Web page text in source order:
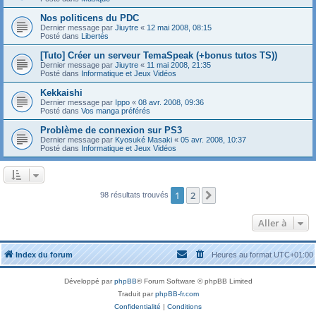
Nos politicens du PDC
Dernier message par Jiuytre « 12 mai 2008, 08:15
Posté dans Libertés
[Tuto] Créer un serveur TemaSpeak (+bonus tutos TS))
Dernier message par Jiuytre « 11 mai 2008, 21:35
Posté dans Informatique et Jeux Vidéos
Kekkaishi
Dernier message par Ippo « 08 avr. 2008, 09:36
Posté dans Vos manga préférés
Problème de connexion sur PS3
Dernier message par Kyosuké Masaki « 05 avr. 2008, 10:37
Posté dans Informatique et Jeux Vidéos
98 résultats trouvés 1 2
Aller à
Index du forum Heures au formatUTC+01:00
Développé parphpBB® Forum Software © phpBB Limited
Traduit parphpBB-fr.com
Confidentialité | Conditions